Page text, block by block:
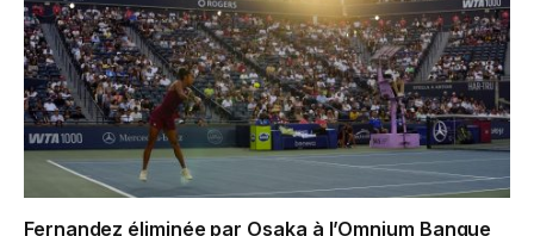
Fernandez éliminée par Osaka à l’Omnium Banque